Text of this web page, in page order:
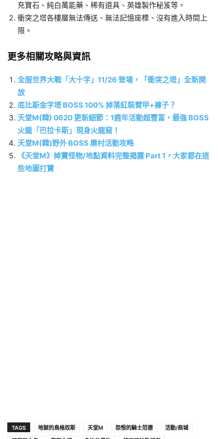
充寶石、純白萬能藥、稀有道具、英雄製作秘笈等。
衝突之塔各樓層無法傳送、無法記憶座標、沒有進入時間上
限。
更多相關攻略與資訊
全服世界大戰「大十字」11/26 登場，「衝突之塔」全新開
放
底比斯金字塔 BOSS 100% 掉落紅裝臂甲+褲子？
天堂M(韓) 0620 更新細節：1週年活動超豐富，最強 BOSS
火龍「巴拉卡斯」現身火龍窟！
天堂M(韓)野外 BOSS 屠村活動攻略
《天堂M》掉寶怪物/地點資料完整揭露 Part 1，大家都在這
些地圖打寶
TAGS 地獄的鳥格奴斯 天堂M 怨恨的騎士范德
活動/商城